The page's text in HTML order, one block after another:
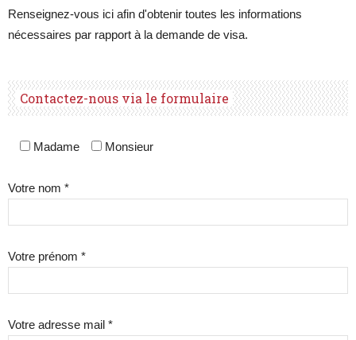
Renseignez-vous ici afin d'obtenir toutes les informations
nécessaires par rapport à la demande de visa.
Contactez-nous via le formulaire
Madame Monsieur
Votre nom *
Votre prénom *
Votre adresse mail *